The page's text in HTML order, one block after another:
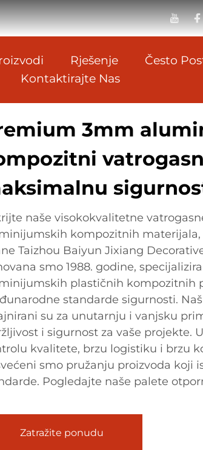
Rješenje
Često
Kontaktirajte Nas
3mm
naše visokokvalitetne
kompozitnih materijala,
Taizhou Baiyun Jixiang
smo 1988. godine,
plastičnih kompozitnih
standarde sigurnosti.
su za unutarnju i vanjsku
i sigurnost za vaše projekte.
kvalitete, brzu logistiku i brzu
smo pružanju proizvoda koji
Pogledajte naše palete
Zatražite ponudu